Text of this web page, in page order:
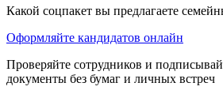
Какой соцпакет вы предлагаете
Оформляйте кандидатов онлайн
Проверяйте сотрудников и
документы без бумаг и личных встреч